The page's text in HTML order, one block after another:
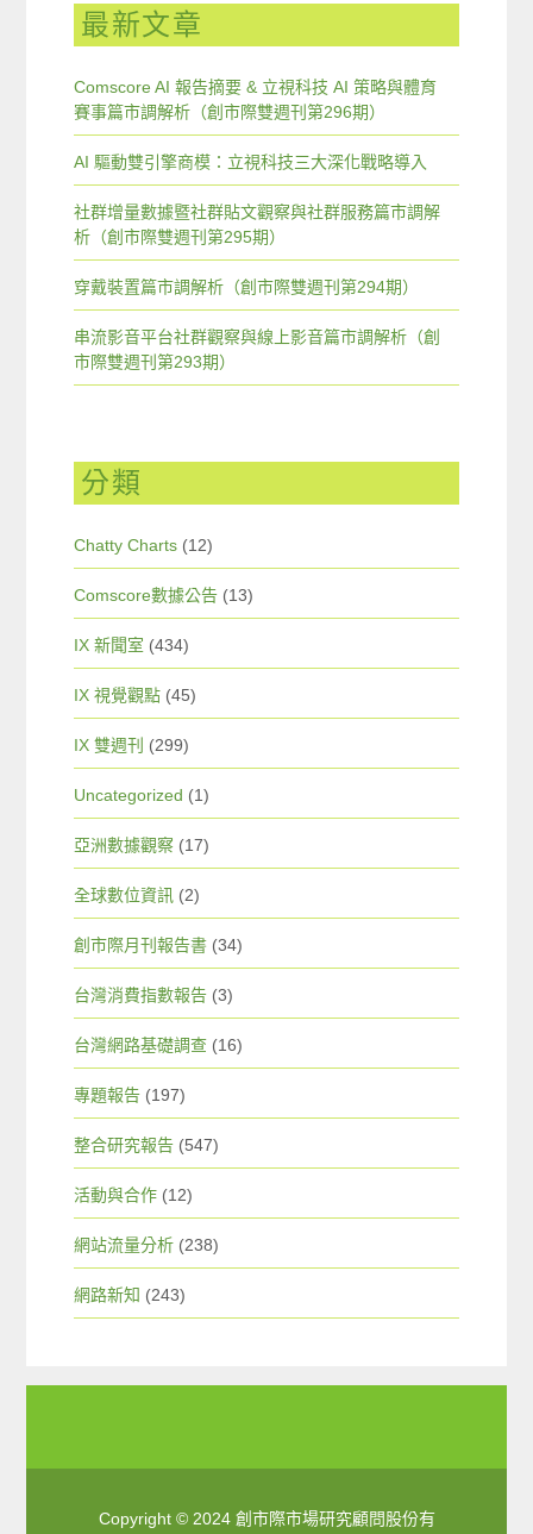
最新文章
Comscore AI 報告摘要 & 立視科技 AI 策略與體育
賽事篇市調解析（創市際雙週刊第296期）
AI 驅動雙引擎商模：立視科技三大深化戰略導入
社群增量數據暨社群貼文觀察與社群服務篇市調解
析（創市際雙週刊第295期）
穿戴裝置篇市調解析（創市際雙週刊第294期）
串流影音平台社群觀察與線上影音篇市調解析（創
市際雙週刊第293期）
分類
Chatty Charts (12)
Comscore數據公告 (13)
IX 新聞室 (434)
IX 視覺觀點 (45)
IX 雙週刊 (299)
Uncategorized (1)
亞洲數據觀察 (17)
全球數位資訊 (2)
創市際月刊報告書 (34)
台灣消費指數報告 (3)
台灣網路基礎調查 (16)
專題報告 (197)
整合研究報告 (547)
活動與合作 (12)
網站流量分析 (238)
網路新知 (243)
Copyright © 2024 創市際市場研究顧問股份有